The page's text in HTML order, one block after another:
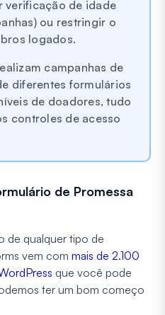
verificação de idade
ou restringir o
logados.
campanhas de
diferentes formulários
de doadores, tudo
controles de acesso
de Promessa
de qualquer tipo de
vem com mais de 2.100
que você pode
ter um bom começo